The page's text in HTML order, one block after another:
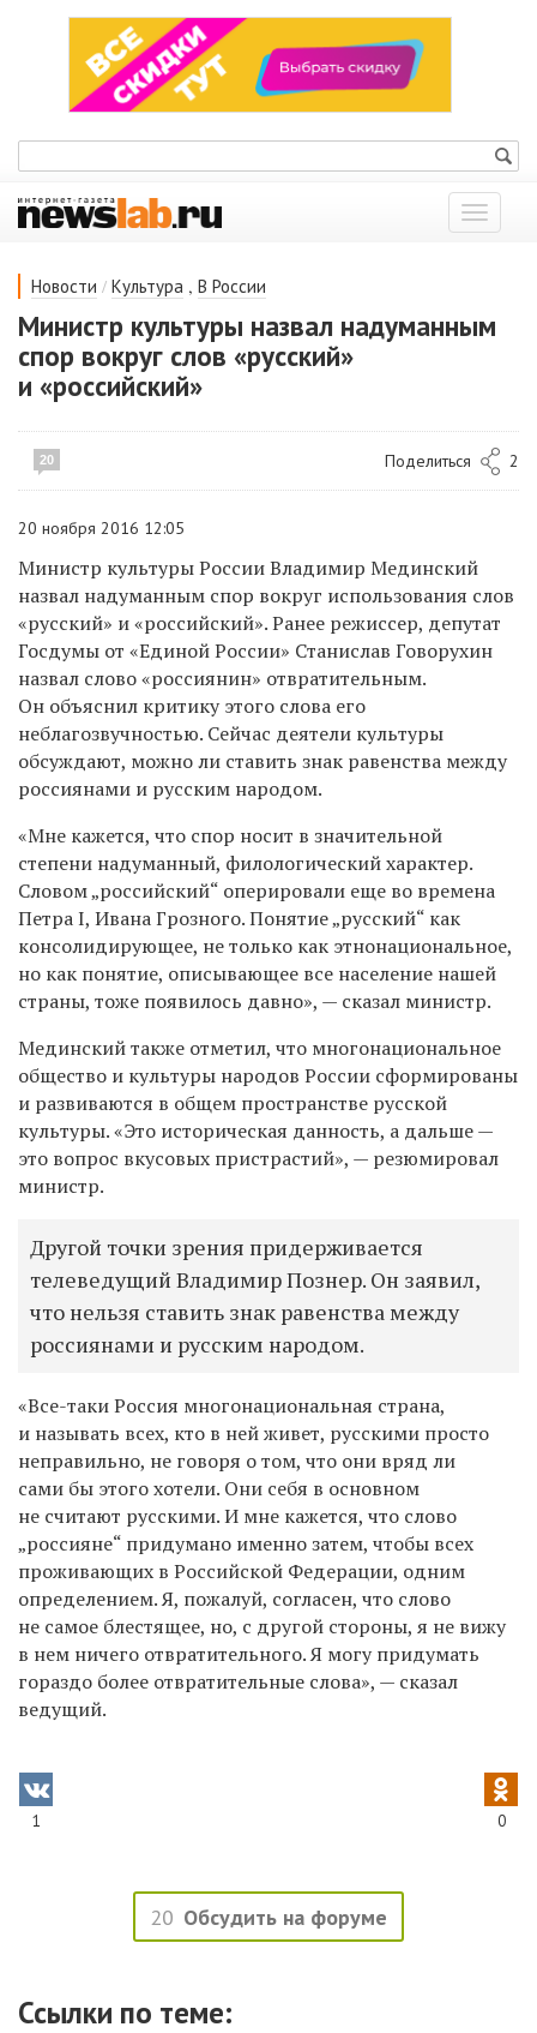
Показать
меню
Новости / Культура , В России
Министр культуры назвал надуманным
спор вокруг слов «русский»
и «российский»
20 Поделиться 2
20 ноября 2016 12:05
Министр культуры России Владимир Мединский
назвал надуманным спор вокруг использования слов
«русский» и «российский».Ранее режиссер, депутат
Госдумы от «Единой России» Станислав Говорухин
назвал слово «россиянин» отвратительным.
Он объяснил критику этого слова его
неблагозвучностью. Сейчас деятели культуры
обсуждают, можно ли ставить знак равенства между
россиянами и русским народом.
«Мне кажется, что спор носит в значительной
степени надуманный, филологический характер.
Словом „российский“ оперировали еще во времена
Петра I, Ивана Грозного. Понятие „русский“ как
консолидирующее, не только как этнонациональное,
но как понятие, описывающее все население нашей
страны, тоже появилось давно», — сказал министр.
Мединский также отметил, что многонациональное
общество и культуры народов России сформированы
и развиваются в общем пространстве русской
культуры. «Это историческая данность, а дальше —
это вопрос вкусовых пристрастий», — резюмировал
министр.
Другой точки зрения придерживается
телеведущий Владимир Познер. Он заявил,
что нельзя ставить знак равенства между
россиянами и русским народом.
«Все-таки Россия многонациональная страна,
и называть всех, кто в ней живет, русскими просто
неправильно, не говоря о том, что они вряд ли
сами бы этого хотели. Они себя в основном
не считают русскими. И мне кажется, что слово
„россияне“ придумано именно затем, чтобы всех
проживающих в Российской Федерации, одним
определением. Я, пожалуй, согласен, что слово
не самое блестящее, но, с другой стороны, я не вижу
в нем ничего отвратительного. Я могу придумать
гораздо более отвратительные слова», — сказал
ведущий.
1 0
20 Обсудить на форуме
Ссылки по теме: